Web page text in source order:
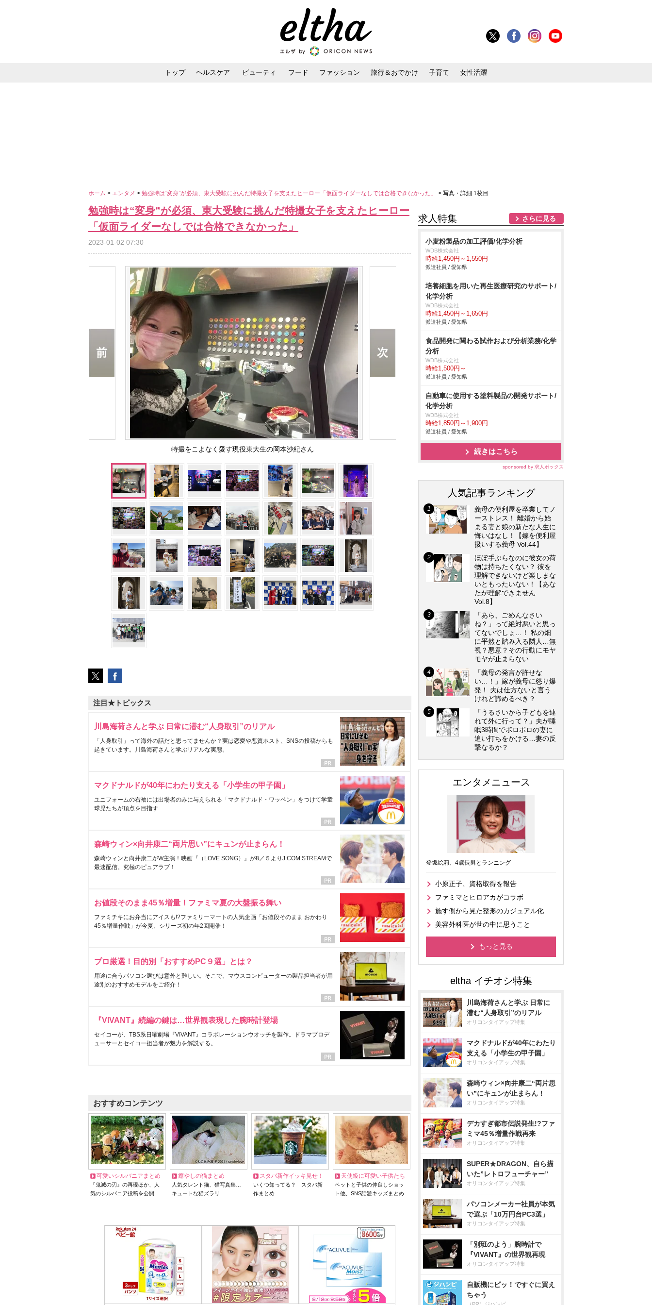
トップ ヘルスケア ビューティ フード ファッション 旅行＆おでかけ 子育て 女性活躍
ホーム > エンタメ > 勉強時は“変身”が必須、東大受験に挑んだ特撮女子を支えたヒーロー「仮面ライダーなしでは合格できなかった」 > 写真・詳細 1枚目
勉強時は“変身”が必須、東大受験に挑んだ特撮女子を支えたヒーロー
「仮面ライダーなしでは合格できなかった」
2023-01-02 07:30
特撮をこよなく愛す現役東大生の岡本沙紀さん
注目★トピックス
川島海荷さんと学ぶ 日常に潜む“人身取引”のリアル
「人身取引」って海外の話だと思ってませんか？実は恋愛や悪質ホスト、SNSの投稿からも
起きています。川島海荷さんと学ぶリアルな実態。
マクドナルドが40年にわたり支える「小学生の甲子園」
ユニフォームの右袖には出場者のみに与えられる「マクドナルド・ワッペン」をつけて学童
球児たちが頂点を目指す
森崎ウィン×向井康二“両片思い”にキュンが止まらん！
森崎ウィンと向井康二がW主演！映画『（LOVE SONG）』が8／５よりJ:COM STREAMで
最速配信。究極のピュアラブ！
お値段そのまま45％増量！ファミマ夏の大盤振る舞い
ファミチキにお弁当にアイスも!?ファミリーマートの人気企画「お値段そのまま おかわり
45％増量作戦」が今夏、シリーズ初の年2回開催！
プロ厳選！目的別「おすすめPC９選」とは？
用途に合うパソコン選びは意外と難しい。そこで、マウスコンピューターの製品担当者が用
途別のおすすめモデルをご紹介！
『VIVANT』続編の鍵は…世界観表現した腕時計登場
セイコーが、TBS系日曜劇場『VIVANT』コラボレーションウオッチを製作。ドラマプロデ
ューサーとセイコー担当者が魅力を解説する。
おすすめコンテンツ
可愛いシルバニアまとめ
『鬼滅の刃』の再現ほか、人
気のシルバニア投稿を公開
癒やしの猫まとめ
人気タレント猫、猫写真集…
キュートな猫ズラリ
スタバ新作イッキ見せ！
いくつ知ってる？ スタバ新
作まとめ
天使級に可愛い子供たち
ペットと子供の仲良しショッ
ト他、SNS話題キッズまとめ
求人特集 さらに見る
小麦粉製品の加工評価/化学分析
WDB株式会社
時給1,450円～1,550円
派遣社員 / 愛知県
培養細胞を用いた再生医療研究のサポート/
化学分析
WDB株式会社
時給1,450円～1,650円
派遣社員 / 愛知県
食品開発に関わる試作および分析業務/化学
分析
WDB株式会社
時給1,500円～
派遣社員 / 愛知県
自動車に使用する塗料製品の開発サポート/
化学分析
WDB株式会社
時給1,850円～1,900円
派遣社員 / 愛知県
続きはこちら
sponsored by 求人ボックス
人気記事ランキング
義母の便利屋を卒業してノ
ーストレス！ 離婚から始
まる妻と娘の新たな人生に
悔いはなし！【嫁を便利屋
扱いする義母 Vol.44】
ほぼ手ぶらなのに彼女の荷
物は持ちたくない？ 彼を
理解できないけど楽しまな
いともったいない！【あな
たが理解できません
Vol.8】
「あら、ごめんなさい
ね？」って絶対悪いと思っ
てないでしょ…！ 私の畑
に平然と踏み入る隣人…無
視？悪意？その行動にモヤ
モヤが止まらない
「義母の発言が許せな
い…！」嫁が義母に怒り爆
発！ 夫は仕方ないと言う
けれど諦めるべき？
「うるさいから子どもを連
れて外に行って？」夫が睡
眠3時間でボロボロの妻に
追い打ちをかける…妻の反
撃なるか？
エンタメニュース
登坂絵莉、4歳長男とランニング
小原正子、資格取得を報告
ファミマとヒロアカがコラボ
施す側から見た整形のカジュアル化
美容外科医が世の中に思うこと
もっと見る
川島海荷さんと学ぶ 日常に
潜む“人身取引”のリアル
オリコンタイアップ特集
マクドナルドが40年にわたり
支える「小学生の甲子園」
オリコンタイアップ特集
森崎ウィン×向井康二“両片思
い”にキュンが止まらん！
オリコンタイアップ特集
デカすぎ都市伝説発生!?ファ
ミマ45％増量作戦再来
オリコンタイアップ特集
SUPER★DRAGON、自ら描
いた”レトロフューチャー”
オリコンタイアップ特集
パソコンメーカー社員が本気
で選ぶ「10万円台PC3選」
オリコンタイアップ特集
「別班のよう」腕時計で
『VIVANT』の世界観再現
オリコンタイアップ特集
自販機にピッ！ですぐに買え
ちゃう